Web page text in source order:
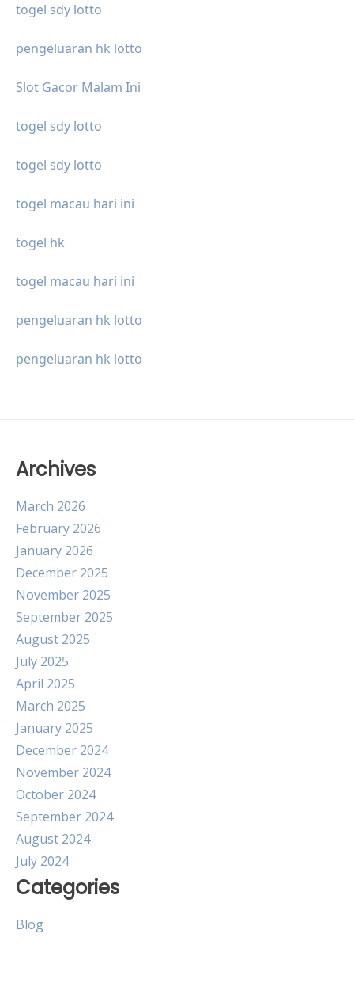
togel sdy lotto
pengeluaran hk lotto
Slot Gacor Malam Ini
togel sdy lotto
togel sdy lotto
togel macau hari ini
togel hk
togel macau hari ini
pengeluaran hk lotto
pengeluaran hk lotto
Archives
March 2026
February 2026
January 2026
December 2025
November 2025
September 2025
August 2025
July 2025
April 2025
March 2025
January 2025
December 2024
November 2024
October 2024
September 2024
August 2024
July 2024
Categories
Blog